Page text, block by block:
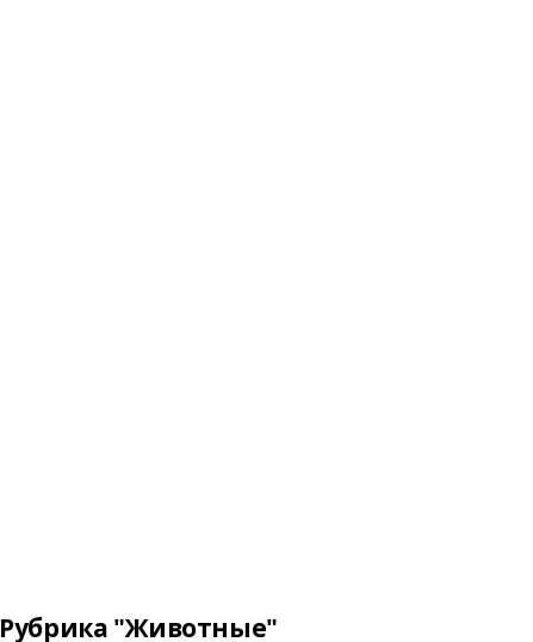
Рубрика "Животные"